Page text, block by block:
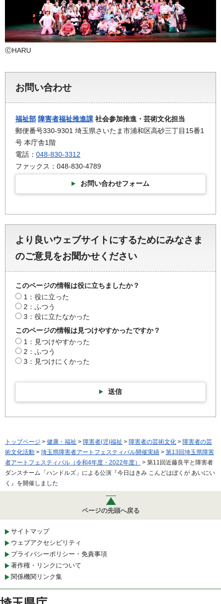
ⒸHARU
お問い合わせ
福祉部 障害者福祉推進課 社会参加推進・芸術文化担当
郵便番号330-9301 埼玉県さいたま市浦和区高砂三丁目15番1
号 本庁舎1階
電話： 048-830-3312
ファックス：048-830-4789
お問い合わせフォーム
より良いウェブサイトにするためにみなさま
のご意見をお聞かせください
このページの情報は役に立ちましたか？
1：役に立った
2：ふつう
3：役に立たなかった
このページの情報は見つけやすかったですか？
1：見つけやすかった
2：ふつう
3：見つけにくかった
送信
トップページ > 健康・福祉 > 障害者(児)福祉 > 障害者の芸術文化 > 障害者の芸
術文化活動 > 埼玉県障害者アートフェスティバル開催実績 > 第13回埼玉県障害
者アートフェスティバル（令和4年度・2022年度）
> 第11回近藤良平と障害者
ダンスチーム「ハンドルズ」による公演『今日はきみ こんどはぼくが あいにい
く』を開催しました
ページの先頭へ戻る
サイトマップ
ウェブアクセシビリティ
プライバシーポリシー・免責事項
著作権・リンクについて
関係機関リンク集